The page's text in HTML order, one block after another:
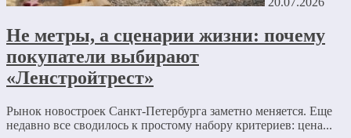
Не метры, а сценарии жизни: почему
покупатели выбирают
«Ленстройтрест»
Рынок новостроек Санкт-Петербурга заметно меняется. Еще
недавно все сводилось к простому набору критериев: цена...